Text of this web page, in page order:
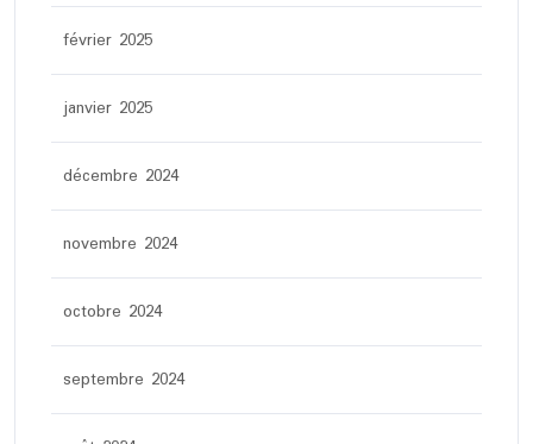
février 2025
janvier 2025
décembre 2024
novembre 2024
octobre 2024
septembre 2024